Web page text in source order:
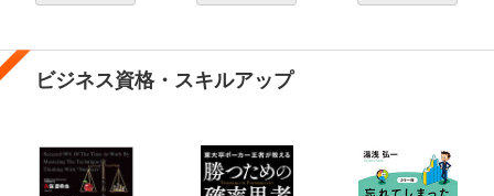
ビジネス資格・スキルアップ